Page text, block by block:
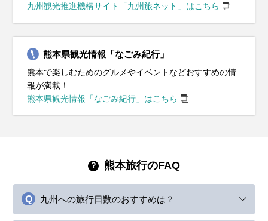
九州観光推進機構サイト「九州旅ネット」はこちら
熊本県観光情報「なごみ紀行」
熊本で楽しむためのグルメやイベントなどおすすめの情
報が満載！
熊本県観光情報「なごみ紀行」はこちら
熊本旅行のFAQ
九州への旅行日数のおすすめは？